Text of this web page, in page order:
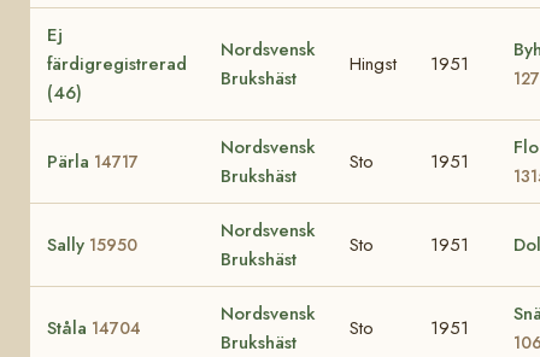
Ej
färdigregistrerad
(46)
Nordsvensk
Brukshäst
Hingst 1951
Pärla 14717
Nordsvensk
Brukshäst
Sto 1951
Sally 15950
Nordsvensk
Brukshäst
Sto 1951
Ståla 14704
Nordsvensk
Brukshäst
Sto 1951